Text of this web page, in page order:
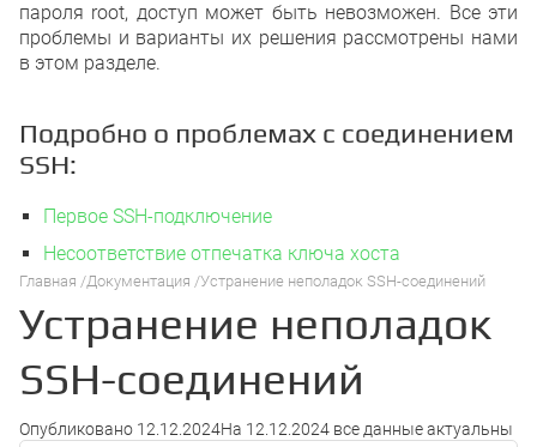
Главная Документация Устранение неполадок SSH-соединений
Устранение неполадок
SSH-соединений
Опубликовано 12.12.2024На 12.12.2024 все данные актуальны
пароля root, доступ может быть невозможен. Все эти
проблемы и варианты их решения рассмотрены нами
в этом разделе.
Подробно о проблемах с соединением
SSH:
Первое SSH-подключение
Несоответствие отпечатка ключа хоста